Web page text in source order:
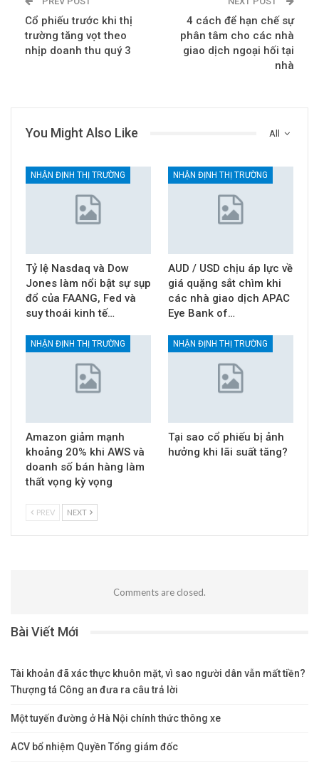
Cổ phiếu trước khi thị
trường tăng vọt theo
nhịp doanh thu quý 3
4 cách để hạn chế sự
phân tâm cho các nhà
giao dịch ngoại hối tại
nhà
All
You Might Also Like
NHẬN ĐỊNH THỊ TRƯỜNG
Tỷ lệ Nasdaq và Dow
Jones làm nổi bật sự sụp
đổ của FAANG, Fed và
suy thoái kinh tế…
NHẬN ĐỊNH THỊ TRƯỜNG
AUD / USD chịu áp lực về
giá quặng sắt chìm khi
các nhà giao dịch APAC
Eye Bank of…
NHẬN ĐỊNH THỊ TRƯỜNG
Amazon giảm mạnh
khoảng 20% khi AWS và
doanh số bán hàng làm
thất vọng kỳ vọng
NHẬN ĐỊNH THỊ TRƯỜNG
Tại sao cổ phiếu bị ảnh
hưởng khi lãi suất tăng?
PREV NEXT
Comments are closed.
Bài Viết Mới
Tài khoản đã xác thực khuôn mặt, vì sao người dân vẫn mất tiền?
Thượng tá Công an đưa ra câu trả lời
Một tuyến đường ở Hà Nội chính thức thông xe
ACV bổ nhiệm Quyền Tổng giám đốc